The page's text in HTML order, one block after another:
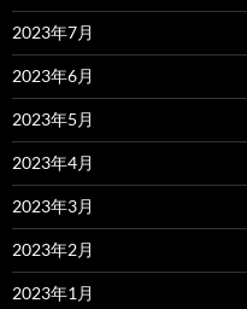
2023年7月
2023年6月
2023年5月
2023年4月
2023年3月
2023年2月
2023年1月